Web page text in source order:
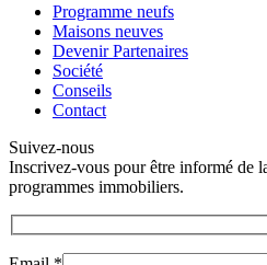
Programme neufs
Maisons neuves
Devenir Partenaires
Société
Conseils
Contact
Suivez-nous
Inscrivez-vous pour être informé de
programmes immobiliers.